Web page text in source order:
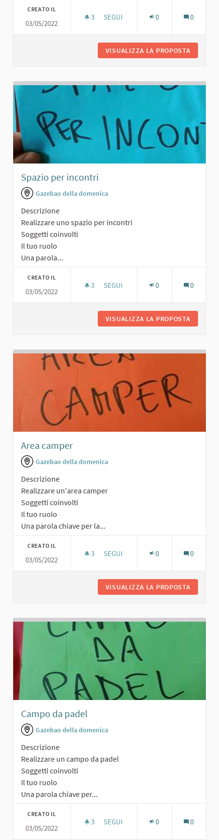
CREATO IL
03/05/2022
3 3 SOSTENITORI
SEGUI 0 0
VISUALIZZA LA PROPOSTA
Spazio per incontri
Gazebao della domenica
Descrizione
Realizzare uno spazio per incontri
Soggetti coinvolti
Il tuo ruolo
Una parola...
CREATO IL
03/05/2022
3 3 SOSTENITORI
SEGUI 0 0
VISUALIZZA LA PROPOSTA
Area camper
Gazebao della domenica
Descrizione
Realizzare un'area camper
Soggetti coinvolti
Il tuo ruolo
Una parola chiave per la...
CREATO IL
03/05/2022
3 3 SOSTENITORI
SEGUI 0 0
VISUALIZZA LA PROPOSTA
Campo da padel
Gazebao della domenica
Descrizione
Realizzare un campo da padel
Soggetti coinvolti
Il tuo ruolo
Una parola chiave per...
CREATO IL
03/05/2022
3 3 SOSTENITORI
SEGUI 0 0